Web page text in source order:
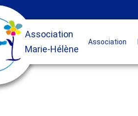
Association